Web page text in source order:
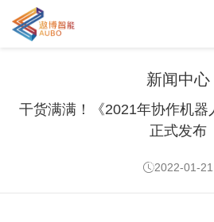
新闻中心
干货满满！《2021年协作机器
正式发布
2022-01-21